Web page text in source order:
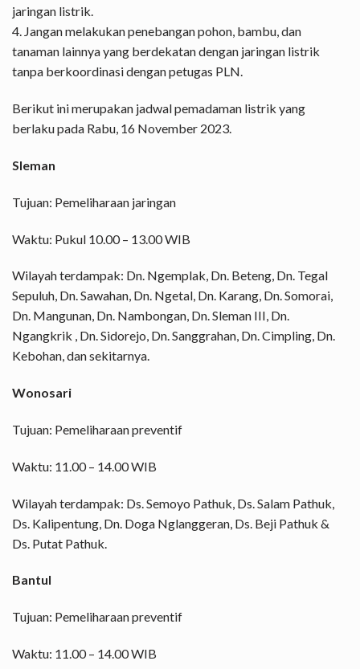
jaringan listrik.
4. Jangan melakukan penebangan pohon, bambu, dan
tanaman lainnya yang berdekatan dengan jaringan listrik
tanpa berkoordinasi dengan petugas PLN.
Berikut ini merupakan jadwal pemadaman listrik yang
berlaku pada Rabu, 16 November 2023.
Sleman
Tujuan: Pemeliharaan jaringan
Waktu: Pukul 10.00 – 13.00 WIB
Wilayah terdampak: Dn. Ngemplak, Dn. Beteng, Dn. Tegal
Sepuluh, Dn. Sawahan, Dn. Ngetal, Dn. Karang, Dn. Somorai,
Dn. Mangunan, Dn. Nambongan, Dn. Sleman III, Dn.
Ngangkrik , Dn. Sidorejo, Dn. Sanggrahan, Dn. Cimpling, Dn.
Kebohan, dan sekitarnya.
Wonosari
Tujuan: Pemeliharaan preventif
Waktu: 11.00 – 14.00 WIB
Wilayah terdampak: Ds. Semoyo Pathuk, Ds. Salam Pathuk,
Ds. Kalipentung, Dn. Doga Nglanggeran, Ds. Beji Pathuk &
Ds. Putat Pathuk.
Bantul
Tujuan: Pemeliharaan preventif
Waktu: 11.00 – 14.00 WIB